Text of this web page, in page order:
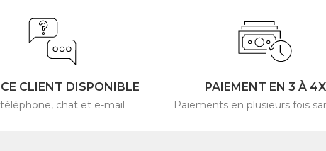
CLIENT DISPONIBLE
chat et e-mail
PAIEMENT EN 3 À 4X
Paiements en plusieurs fois